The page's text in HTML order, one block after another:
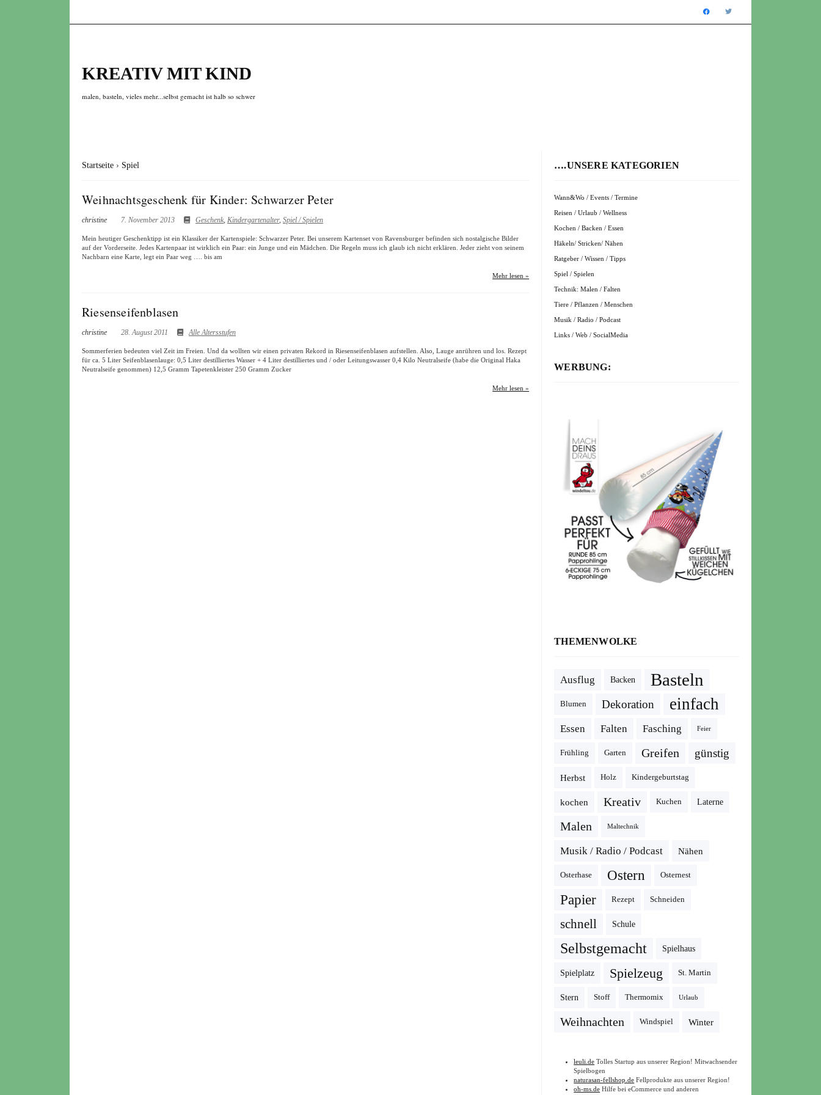
KREATIV MIT KIND
malen, basteln, vieles mehr...selbst gemacht ist halb so schwer
Startseite › Spiel
Weihnachtsgeschenk für Kinder: Schwarzer Peter
christine 7. November 2013 Geschenk, Kindergartenalter, Spiel / Spielen
Mein heutiger Geschenktipp ist ein Klassiker der Kartenspiele: Schwarzer Peter. Bei unserem Kartenset von Ravensburger befinden sich nostalgische Bilder
auf der Vorderseite. Jedes Kartenpaar ist wirklich ein Paar: ein Junge und ein Mädchen. Die Regeln muss ich glaub ich nicht erklären. Jeder zieht von seinem
Nachbarn eine Karte, legt ein Paar weg …. bis am
Mehr lesen »
Riesenseifenblasen
christine 28. August 2011 Alle Altersstufen
Sommerferien bedeuten viel Zeit im Freien. Und da wollten wir einen privaten Rekord in Riesenseifenblasen aufstellen. Also, Lauge anrühren und los. Rezept
für ca. 5 Liter Seifenblasenlauge: 0,5 Liter destilliertes Wasser + 4 Liter destilliertes und / oder Leitungswasser 0,4 Kilo Neutralseife (habe die Original Haka
Neutralseife genommen) 12,5 Gramm Tapetenkleister 250 Gramm Zucker
Mehr lesen »
….UNSERE KATEGORIEN
Wann&Wo / Events / Termine
Reisen / Urlaub / Wellness
Kochen / Backen / Essen
Häkeln/ Stricken/ Nähen
Ratgeber / Wissen / Tipps
Spiel / Spielen
Technik: Malen / Falten
Tiere / Pflanzen / Menschen
Musik / Radio / Podcast
Links / Web / SocialMedia
WERBUNG:
THEMENWOLKE
Ausflug Backen Basteln
Blumen Dekoration einfach
Essen Falten Fasching Feier
Frühling Garten Greifen günstig
Herbst Holz Kindergeburtstag
kochen Kreativ Kuchen Laterne
Malen Maltechnik
Musik / Radio / Podcast Nähen
Osterhase Ostern Osternest
Papier Rezept Schneiden
schnell Schule
Selbstgemacht Spielhaus
Spielplatz Spielzeug St. Martin
Stern Stoff Thermomix Urlaub
Weihnachten Windspiel Winter
leuli.de Tolles Startup aus unserer Region! Mitwachsender
Spielbogen
naturasan-fellshop.de Fellprodukte aus unserer Region!
oh-ms.de Hilfe bei eCommerce und anderen